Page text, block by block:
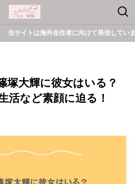
は海外在住者に向けて発信しています。
塚大輝に彼女はいる？
活など素顔に迫る！